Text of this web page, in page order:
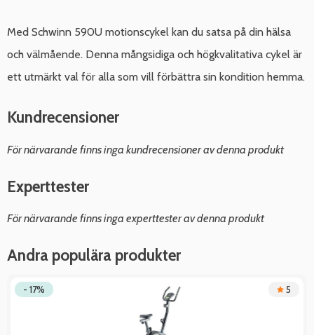
Med Schwinn 590U motionscykel kan du satsa på din hälsa
och välmående. Denna mångsidiga och högkvalitativa cykel är
ett utmärkt val för alla som vill förbättra sin kondition hemma.
Kundrecensioner
För närvarande finns inga kundrecensioner av denna produkt
Experttester
För närvarande finns inga experttester av denna produkt
Andra populära produkter
- 17% 5